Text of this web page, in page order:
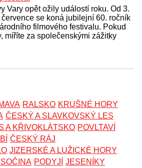
Vary opět ožily událostí roku. Od 3.
července se koná jubilejní 60. ročník
filmového festivalu. Pokud
míříte za společenskými zážitky
RALSKO KRUŠNÉ HORY
ČESKÝ A SLAVKOVSKÝ LES
A KŘIVOKLÁTSKO POVLTAVÍ
ČESKÝ RÁJ
JIZERSKÉ A LUŽICKÉ HORY
PODYJÍ JESENÍKY